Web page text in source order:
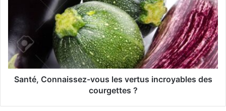
Santé, Connaissez-vous les vertus incroyables des
courgettes ?